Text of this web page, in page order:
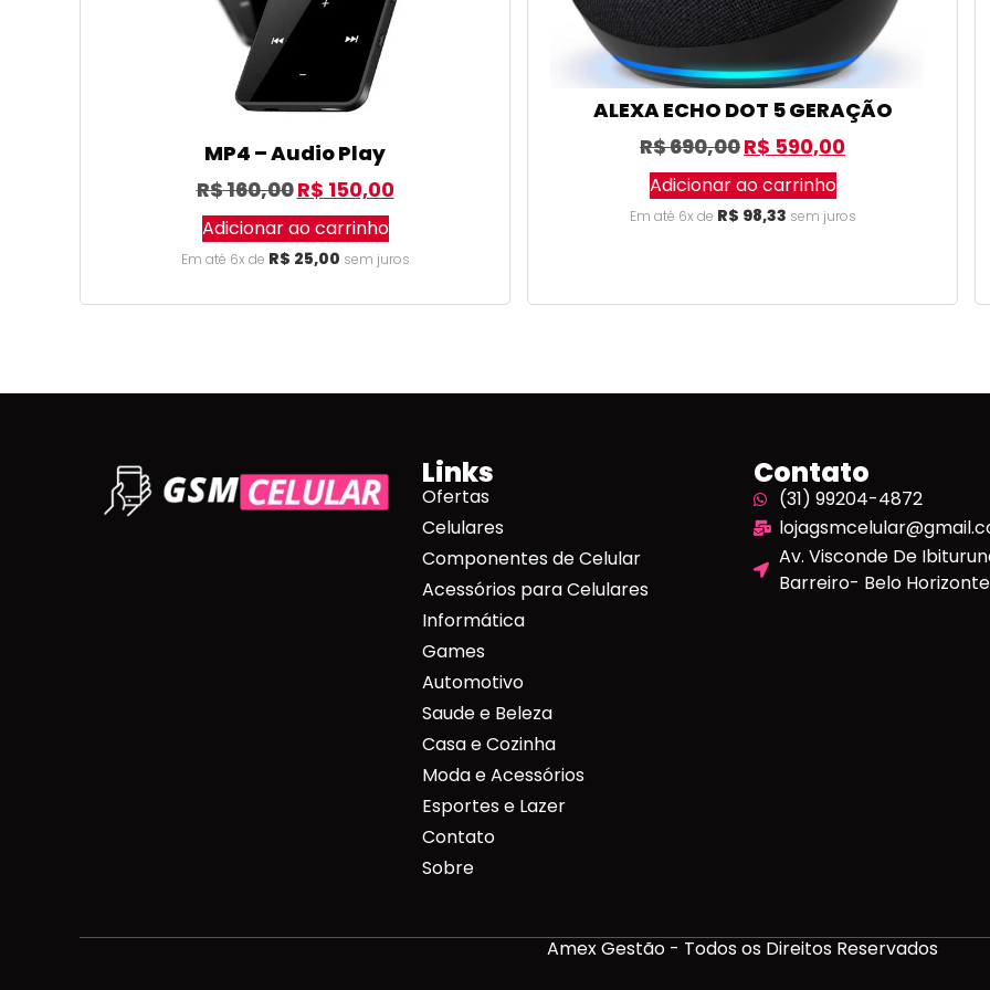
MP4 – Audio Play
R$160,00R$ 150,00
Adicionar ao carrinho
Em até 6x de R$ 25,00 sem juros
ALEXA ECHO DOT 5 GERAÇÃO
R$690,00R$ 590,00
Adicionar ao carrinho
Em até 6x de R$ 98,33 sem juros
Links
Ofertas
Celulares
Componentes de Celular
Acessórios para Celulares
Informática
Games
Automotivo
Saude e Beleza
Casa e Cozinha
Moda e Acessórios
Esportes e Lazer
Contato
Sobre
Contato
(31) 99204-4872
Av. Visconde De
Barreiro- Belo
Amex Gestão - Todos os Direitos Reservados